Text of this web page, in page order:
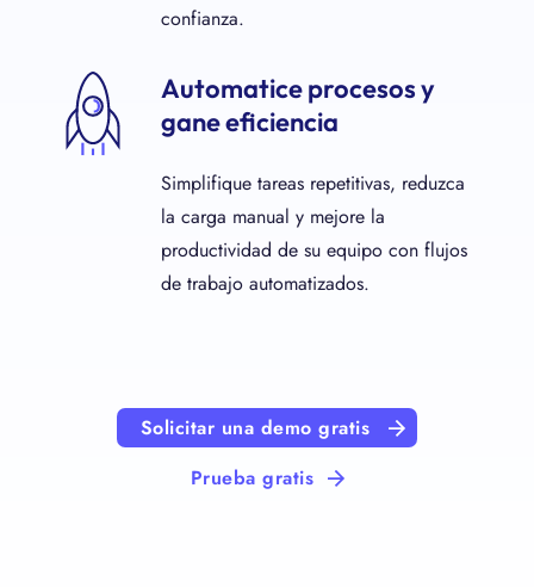
confianza.
Automatice procesos y
gane eficiencia
Simplifique tareas repetitivas, reduzca
la carga manual y mejore la
productividad de su equipo con flujos
de trabajo automatizados.
Solicitar una demo gratis
Prueba gratis